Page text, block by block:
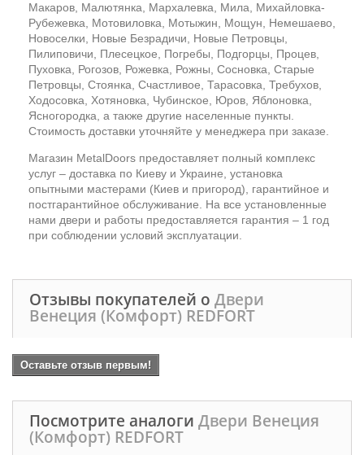
Макаров, Малютянка, Мархалевка, Мила, Михайловка-
Рубежевка, Мотовиловка, Мотыжин, Мощун, Немешаево,
Новоселки, Новые Безрадичи, Новые Петровцы,
Пилиповичи, Плесецкое, Погребы, Подгорцы, Процев,
Пуховка, Рогозов, Рожевка, Рожны, Сосновка, Старые
Петровцы, Стоянка, Счастливое, Тарасовка, Требухов,
Ходосовка, Хотяновка, Чубинское, Юров, Яблоновка,
Ясногородка, а также другие населенные пункты.
Стоимость доставки уточняйте у менеджера при заказе.
Магазин MetalDoors предоставляет полный комплекс
услуг – доставка по Киеву и Украине, установка
опытными мастерами (Киев и пригород), гарантийное и
постгарантийное обслуживание. На все установленные
нами двери и работы предоставляется гарантия – 1 год
при соблюдении условий эксплуатации.
Отзывы покупателей о Двери
Венеция (Комфорт) REDFORT
Оставьте отзыв первым!
Посмотрите аналоги Двери Венеция
(Комфорт) REDFORT